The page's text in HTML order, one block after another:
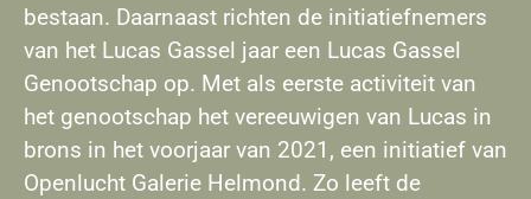
bestaan. Daarnaast richten de initiatiefnemers
van het Lucas Gassel jaar een Lucas Gassel
Genootschap op. Met als eerste activiteit van
het genootschap het vereeuwigen van Lucas in
brons in het voorjaar van 2021, een initiatief van
Openlucht Galerie Helmond. Zo leeft de